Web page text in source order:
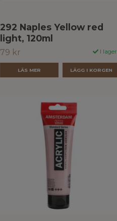
292 Naples Yellow red
light, 120ml
79 kr I lager.
LÄS MER